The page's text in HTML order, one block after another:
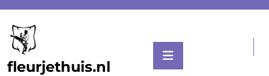
content
fleurjethuis.nl